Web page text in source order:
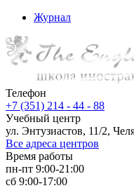
Журнал
Телефон
+7 (351) 214 - 44 - 88
Учебный центр
ул. Энтузиастов, 11/2,
Все адреса центров
Время работы
пн-пт 9:00-21:00
сб 9:00-17:00